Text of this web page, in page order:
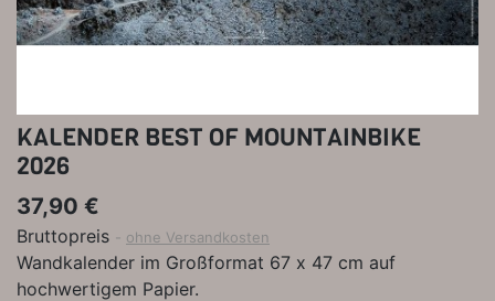
KALENDER BEST OF MOUNTAINBIKE
2026
37,90 €
Bruttopreis ohne Versandkosten
Wandkalender im Großformat 67 x 47 cm auf
hochwertigem Papier.